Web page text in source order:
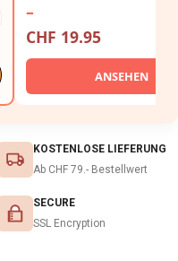
–
CHF 19.95
ANSEHEN
KOSTENLOSE LIEFERUNG
Ab CHF 79.- Bestellwert
SECURE
SSL Encryption